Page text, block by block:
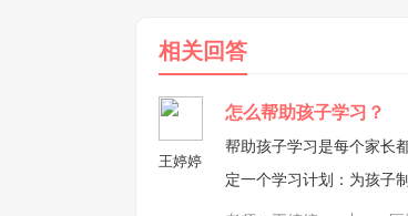
相关回答
王婷婷
怎么帮助孩子学习？
帮助孩子学习是每个家长都
定一个学习计划：为孩子制